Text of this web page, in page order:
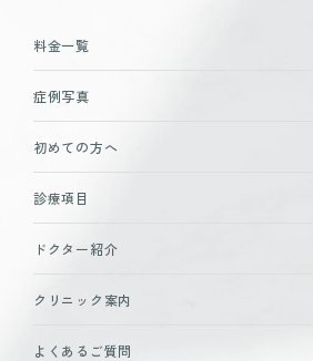
料金一覧
症例写真
初めての方へ
診療項目
ドクター紹介
クリニック案内
よくあるご質問